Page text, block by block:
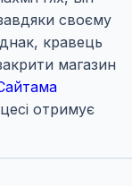
своєму
кравець
магазин
отримує